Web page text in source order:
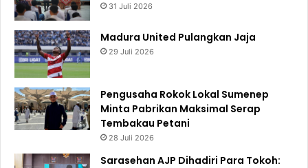
31 Juli 2026
Madura United Pulangkan Jaja
29 Juli 2026
Pengusaha Rokok Lokal Sumenep
Minta Pabrikan Maksimal Serap
Tembakau Petani
28 Juli 2026
Sarasehan AJP Dihadiri Para Tokoh: